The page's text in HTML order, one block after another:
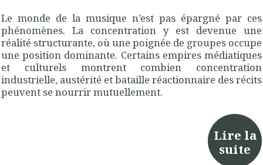
Le monde de la musique n’est pas épargné par ces
phénomènes. La concentration y est devenue une
réalité structurante, où une poignée de groupes occupe
une position dominante. Certains empires médiatiques
et culturels montrent combien concentration
industrielle, austérité et bataille réactionnaire des récits
peuvent se nourrir mutuellement.
Lire la
suite